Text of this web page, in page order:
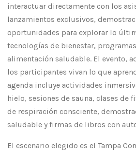
interactuar directamente con los
lanzamientos exclusivos,
oportunidades para explorar lo
tecnologías de bienestar,
alimentación saludable. El evento,
los participantes vivan lo que
agenda incluye actividades
hielo, sesiones de sauna, clases de
de respiración consciente,
saludable y firmas de libros con
El escenario elegido es el Tampa